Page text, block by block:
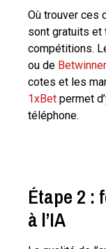
Où trouver ces
sont gratuits et
compétitions.
ou de Betwinner
cotes et les
1xBet permet
téléphone.
Étape 2 :
à l’IA